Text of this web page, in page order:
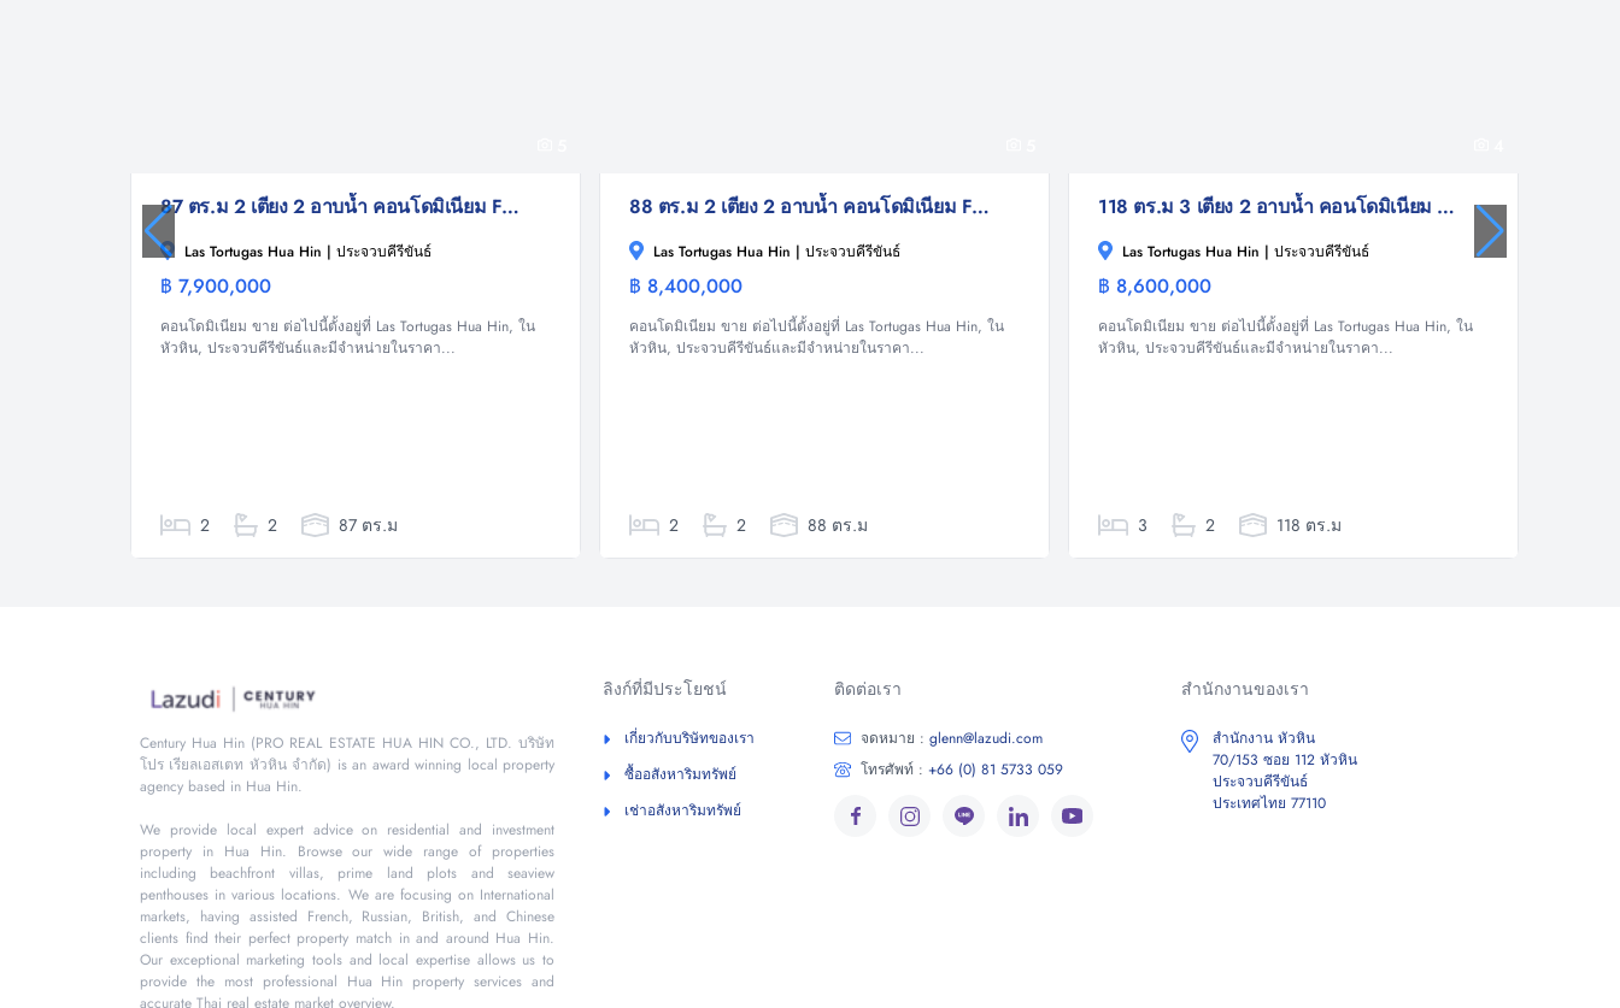
87 ตร.ม 2 เตียง 2 อาบน้ำ คอนโดมิเนียม For ขาย
Las Tortugas Hua Hin | ประจวบคีรีขันธ์
฿ 7,900,000
คอนโดมิเนียม ขาย ต่อไปนี้ตั้งอยู่ที่ Las Tortugas Hua Hin, ใน
หัวหิน, ประจวบคีรีขันธ์และมีจำหน่ายในราคา...
2 2 87 ตร.ม
88 ตร.ม 2 เตียง 2 อาบน้ำ คอนโดมิเนียม For ขาย
Las Tortugas Hua Hin | ประจวบคีรีขันธ์
฿ 8,400,000
คอนโดมิเนียม ขาย ต่อไปนี้ตั้งอยู่ที่ Las Tortugas Hua Hin, ใน
หัวหิน, ประจวบคีรีขันธ์และมีจำหน่ายในราคา...
2 2 88 ตร.ม
118 ตร.ม 3 เตียง 2 อาบน้ำ คอนโดมิเนียม For ขาย
Las Tortugas Hua Hin | ประจวบคีรีขันธ์
฿ 8,600,000
คอนโดมิเนียม ขาย ต่อไปนี้ตั้งอยู่ที่ Las Tortugas Hua Hin, ใน
หัวหิน, ประจวบคีรีขันธ์และมีจำหน่ายในราคา...
3 2 118 ตร.ม
Century Hua Hin (PRO REAL ESTATE HUA HIN CO., LTD. บริษัท
โปร เรียลเอสเตท หัวหิน จำกัด) is an award winning local property
agency based in Hua Hin.
We provide local expert advice on residential and investment
property in Hua Hin. Browse our wide range of properties
including beachfront villas, prime land plots and seaview
penthouses in various locations. We are focusing on International
markets, having assisted French, Russian, British, and Chinese
clients find their perfect property match in and around Hua Hin.
Our exceptional marketing tools and local expertise allows us to
provide the most professional Hua Hin property services and
accurate Thai real estate market overview.
ลิงก์ที่มีประโยชน์
เกี่ยวกับบริษัทของเรา
ซื้ออสังหาริมทรัพย์
เช่าอสังหาริมทรัพย์
ติดต่อเรา
จดหมาย : glenn@lazudi.com
โทรศัพท์ : +66 (0) 81 5733 059
สำนักงานของเรา
สำนักงาน หัวหิน
70/153 ซอย 112 หัวหิน
ประจวบคีรีขันธ์
ประเทศไทย 77110